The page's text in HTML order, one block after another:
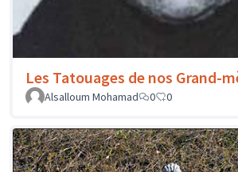
Les Tatouages de nos Grand-
Alsalloum Mohamad 0 0